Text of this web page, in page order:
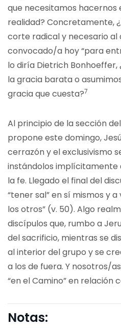
que necesitamos hacernos
realidad? Concretamente,
corte radical y necesario al
convocado/a hoy “para
lo diría Dietrich
la gracia barata o
gracia que cuesta?7
Al principio de la sección
propone este domingo,
cerrazón y el exclusivismo
instándolos implícitamente
la fe. Llegado el final del
“tener sal” en sí mismos y
los otros” (v. 50). Algo
discípulos que, rumbo a
del sacrificio, mientras se
al interior del grupo y se
a los de fuera. Y nosotros/
“en el Camino” en relación
Notas: